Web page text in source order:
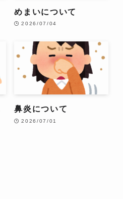
めまいについて
2026/07/04
鼻炎について
2026/07/01